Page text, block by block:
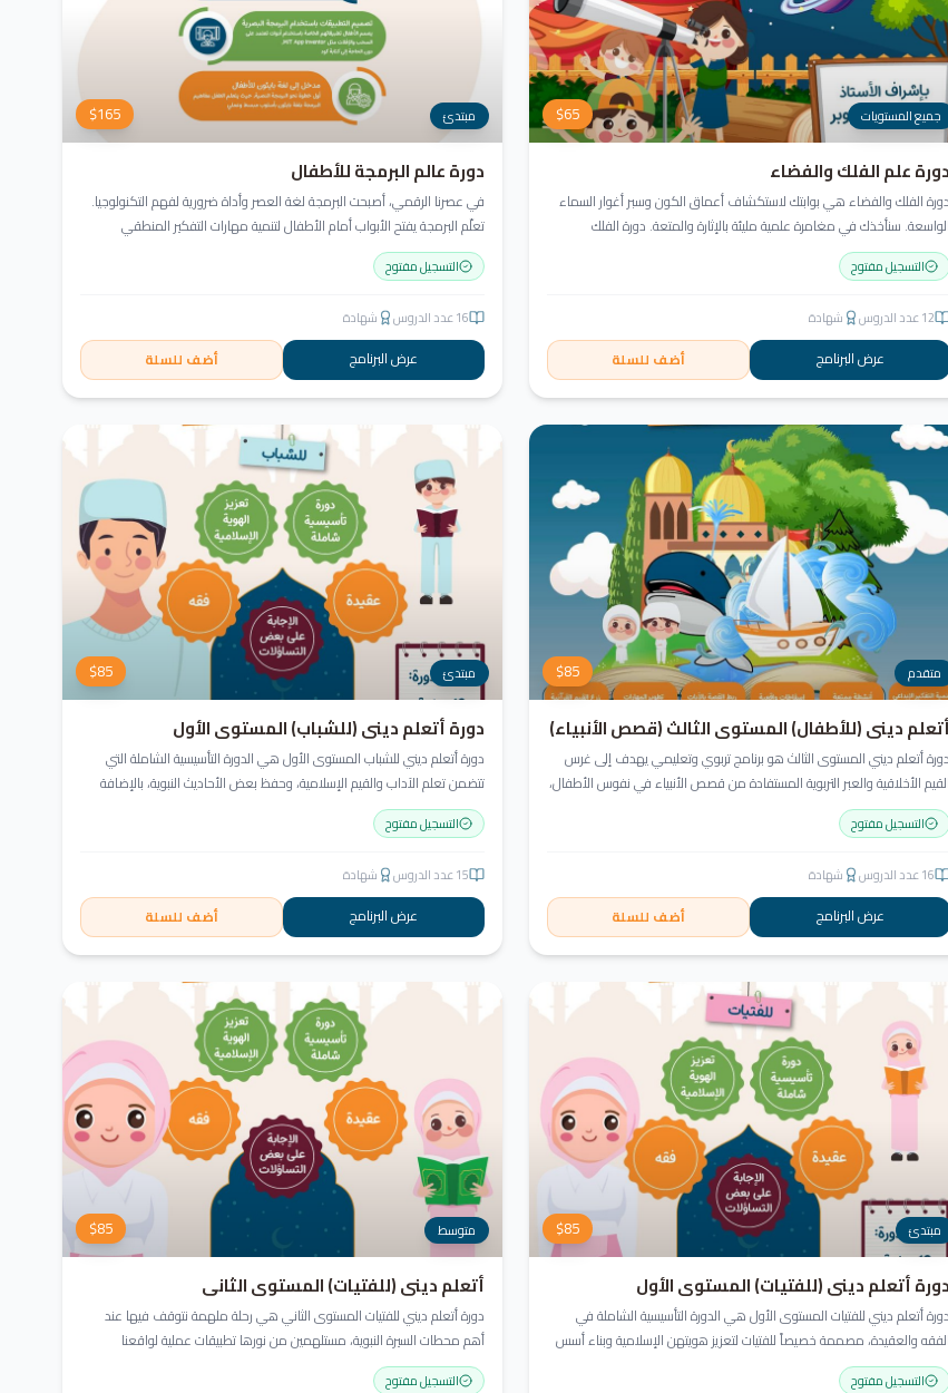
جميع المستويات $65
دورة علم الفلك والفضاء
دورة الفلك والفضاء هي بوابتك لاستكشاف أعماق الكون وسبر أغوار السماء
الواسعة. سنأخذك في مغامرة علمية مليئة بالإثارة والمتعة. دورة الفلك
والفضاء ليست مجرد تعليم، بل هي تجربة تنير عقلك وتثري خيالك، لتمنحك رؤية
للكون وتفتح لك آفاقاً لا حدود لها.
التسجيل مفتوح
12عدد الدروس شهادة
عرض البرنامج أضف للسلة
مبتدئ $165
دورة عالم البرمجة للأطفال
في عصرنا الرقمي، أصبحت البرمجة لغة العصر وأداة ضرورية لفهم التكنولوجيا.
تعلّم البرمجة يفتح الأبواب أمام الأطفال لتنمية مهارات التفكير المنطقي
والإبداعي. في أكاديمية جيل العربية، لا يكتفي الطفل بالمشاهدة، بل يبرمج
ويصمّم ويبدع مشروعه منذ اليوم الأول!
التسجيل مفتوح
16عدد الدروس شهادة
عرض البرنامج أضف للسلة
متقدم $85
أتعلم ديني (للأطفال) المستوى الثالث (قصص الأنبياء)
دورة أتعلم ديني المستوى الثالث هو برنامج تربوي وتعليمي يهدف إلى غرس
القيم الأخلاقية والعبر التربوية المستفادة من قصص الأنبياء في نفوس الأطفال،
مع إسقاط هذه القيم على واقع حياتهم اليومية. يتم تقديم القصص بأسلوب
وجذاب يناسب أعمار الطلاب ويشجعهم على التفكير النقدي والإبداعي.
التسجيل مفتوح
16عدد الدروس شهادة
عرض البرنامج أضف للسلة
مبتدئ $85
دورة أتعلم ديني (للشباب) المستوى الأول
دورة أتعلم ديني للشباب المستوى الأول هي الدورة التأسيسية الشاملة التي
تتضمن تعلم الآداب والقيم الإسلامية، وحفظ بعض الأحاديث النبوية، بالإضافة
إلى أساسيات العقيدة والفقه، ودراسة السيرة النبوية (فقه، عقيدة، سيرة).
التسجيل مفتوح
15عدد الدروس شهادة
عرض البرنامج أضف للسلة
مبتدئ $85
دورة أتعلم ديني (للفتيات) المستوى الأول
دورة أتعلم ديني للفتيات المستوى الأول هي الدورة التأسيسية الشاملة في
الفقه والعقيدة، مصممة خصيصاً للفتيات لتعزيز هويتهن الإسلامية وبناء أسس
قوية في العقيدة والسلوك.
التسجيل مفتوح
متوسط $85
أتعلم ديني (للفتيات) المستوى الثاني
دورة أتعلم ديني للفتيات المستوى الثاني هي رحلة ملهمة نتوقف فيها عند
أهم محطات السيرة النبوية، مستلهمين من نورها تطبيقات عملية لواقعنا
المعاصر. نغوص في أخلاق النبي ﷺ ونسعى للاقتداء به قولاً وفعلاً.
التسجيل مفتوح